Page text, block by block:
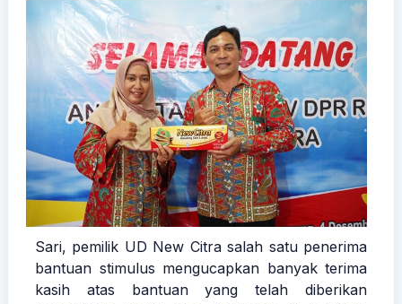
Sari, pemilik UD New Citra salah satu penerima
bantuan stimulus mengucapkan banyak terima
kasih atas bantuan yang telah diberikan